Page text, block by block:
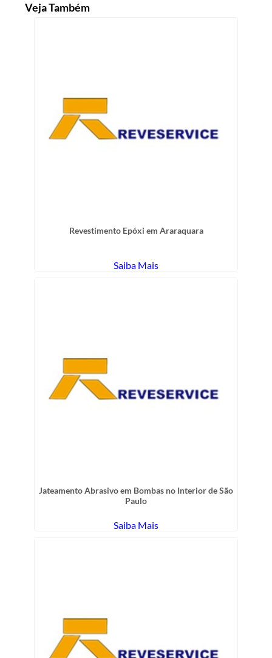
Veja Também
Revestimento Epóxi em Araraquara
Saiba Mais
Jateamento Abrasivo em Bombas no Interior de São
Paulo
Saiba Mais